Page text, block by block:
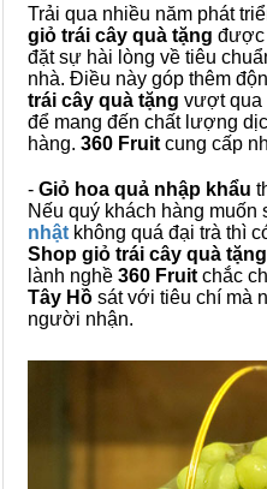
Trải qua nhiều năm phát
giỏ trái cây quà tặng được
đặt sự hài lòng về tiêu
nhà. Điều này góp thêm
trái cây quà tặng vượt qua
để mang đến chất lượng
hàng. 360 Fruit cung cấp
- Giỏ hoa quả nhập khẩu
Nếu quý khách hàng muốn
nhật không quá đại trà thì
Shop giỏ trái cây quà
lành nghề 360 Fruit chắc
Tây Hồ sát với tiêu chí mà
người nhận.